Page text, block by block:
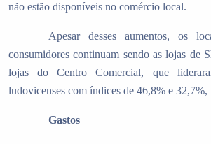
não estão disponíveis no comércio local.
Apesar desses aumentos, os
consumidores continuam sendo as lojas de
lojas do Centro Comercial, que
ludovicenses com índices de 46,8% e 32,7%,
Gastos